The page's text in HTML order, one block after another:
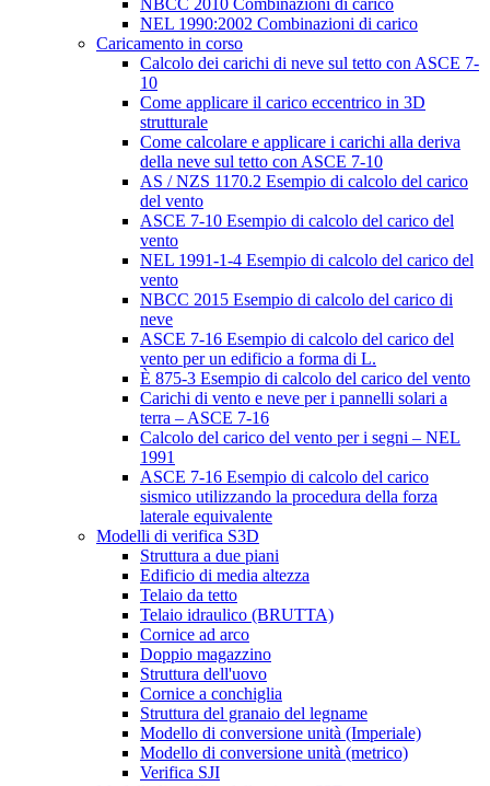
NBCC 2010 Combinazioni di carico
NEL 1990:2002 Combinazioni di carico
Caricamento in corso
Calcolo dei carichi di neve sul tetto con ASCE 7-
10
Come applicare il carico eccentrico in 3D
strutturale
Come calcolare e applicare i carichi alla deriva
della neve sul tetto con ASCE 7-10
AS / NZS 1170.2 Esempio di calcolo del carico
del vento
ASCE 7-10 Esempio di calcolo del carico del
vento
NEL 1991-1-4 Esempio di calcolo del carico del
vento
NBCC 2015 Esempio di calcolo del carico di
neve
ASCE 7-16 Esempio di calcolo del carico del
vento per un edificio a forma di L.
È 875-3 Esempio di calcolo del carico del vento
Carichi di vento e neve per i pannelli solari a
terra – ASCE 7-16
Calcolo del carico del vento per i segni – NEL
1991
ASCE 7-16 Esempio di calcolo del carico
sismico utilizzando la procedura della forza
laterale equivalente
Modelli di verifica S3D
Struttura a due piani
Edificio di media altezza
Telaio da tetto
Telaio idraulico (BRUTTA)
Cornice ad arco
Doppio magazzino
Struttura dell'uovo
Cornice a conchiglia
Struttura del granaio del legname
Modello di conversione unità (Imperiale)
Modello di conversione unità (metrico)
Verifica SJI